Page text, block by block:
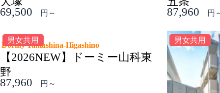
バルハウ
アル)
女性専用
Dormy Hujimidai Lei
ドーミー富士見台Lei